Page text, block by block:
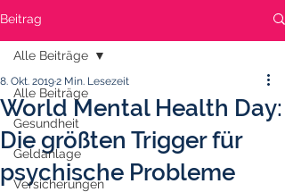
Beitrag
Alle Beiträge
Gesundheit
Geldanlage
Versicherungen
Alle Beiträge
World Mental Health Day:
Die größten Trigger für
psychische Probleme
8. Okt. 20192 Min. Lesezeit